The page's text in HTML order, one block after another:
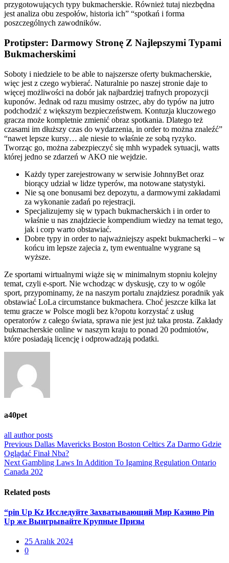
przygotowujących typy bukmacherskie. Również tutaj niezbędna
jest analiza obu zespołów, historia ich” “spotkań i forma
poszczególnych zawodników.
Protipster: Darmowy Stronę Z Najlepszymi Typami
Bukmacherskimi
Soboty i niedziele to be able to najszersze oferty bukmacherskie,
więc jest z czego wybierać. Naturalnie po naszej stronie daje to
więcej możliwości na dobór jak najbardziej trafnych propozycji
kuponów. Jednak od razu musimy ostrzec, aby do typów na jutro
podchodzić z większym bezpieczeństwem. Kontuzja kluczowego
gracza może kompletnie zmienić obraz spotkania. Dlatego też
czasami im dłuższy czas do wydarzenia, in order to można znaleźć”
“nawet lepsze kursy… ale niesie to właśnie ze sobą ryzyko.
Tworząc go, można zabezpieczyć się mhh wypadek sytuacji, watts
której jedno se zdarzeń w AKO nie wejdzie.
Każdy typer zarejestrowany w serwisie JohnnyBet oraz
biorący udział w lidze typerów, ma notowane statystyki.
Nie są one bonusami bez depozytu, a darmowymi zakładami
za wykonanie zadań po rejestracji.
Specjalizujemy się w typach bukmacherskich i in order to
właśnie u nas znajdziecie kompendium wiedzy na temat tego,
jak i corp warto obstawiać.
Dobre typy in order to najważniejszy aspekt bukmacherki – w
końcu im lepsze zajecia z, tym ewentualne wygrane są
wyższe.
Ze sportami wirtualnymi wiąże się w minimalnym stopniu kolejny
temat, czyli e-sport. Nie wchodząc w dyskusję, czy to w ogóle
sport, przypominamy, że na naszym portalu znajdziesz poradnik yak
obstawiać LoLa circumstance bukmachera. Choć jeszcze kilka lat
temu gracze w Polsce mogli bez k?opotu korzystać z usług
operatorów z całego świata, sprawa nie jest już taka prosta. Zakłady
bukmacherskie online w naszym kraju to ponad 20 podmiotów,
które posiadają licencję i odprowadzają podatki.
a40pet
all author posts
Yazı
gezinmesi
Previous Previous
post:
Dallas Mavericks Boston Boston Celtics Za Darmo Gdzie
Oglądać Finał Nba?
Next Next
post:
Gambling Laws In Addition To Igaming Regulation Ontario
Canada 202
Related posts
“pin Up Kz Исследуйте Захватывающий Мир Казино Pin
Up же Выигрывайте Крупные Призы
Posted
on
25 Aralık 2024
0